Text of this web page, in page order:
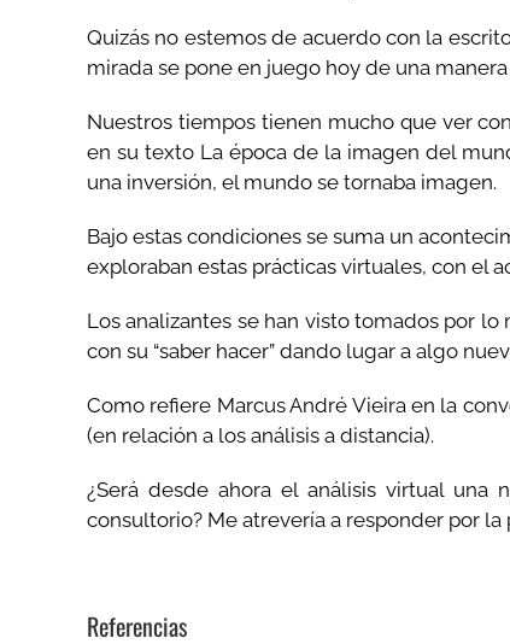
Quizás no estemos de acuerdo con la
mirada se pone en juego hoy de una
Nuestros tiempos tienen mucho que ver
en su texto La época de la imagen del
una inversión, el mundo se tornaba imagen.
Bajo estas condiciones se suma un
exploraban estas prácticas virtuales, con el
Los analizantes se han visto tomados por
con su “saber hacer” dando lugar a algo
Como refiere Marcus André Vieira en la
(en relación a los análisis a distancia).
¿Será desde ahora el análisis virtual
consultorio? Me atrevería a responder por
Referencias